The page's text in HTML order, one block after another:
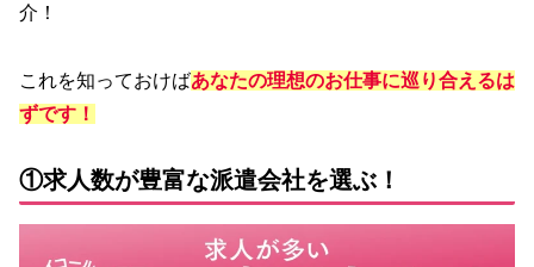
介！
これを知っておけばあなたの理想のお仕事に巡り合えるは
ずです！
①求人数が豊富な派遣会社を選ぶ！